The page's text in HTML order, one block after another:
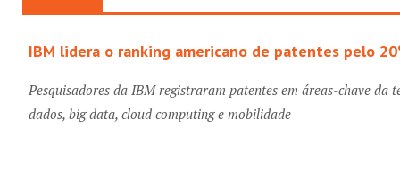
IBM lidera o ranking americano de patentes pelo
Pesquisadores da IBM registraram patentes em áreas-chave da
dados, big data, cloud computing e mobilidade